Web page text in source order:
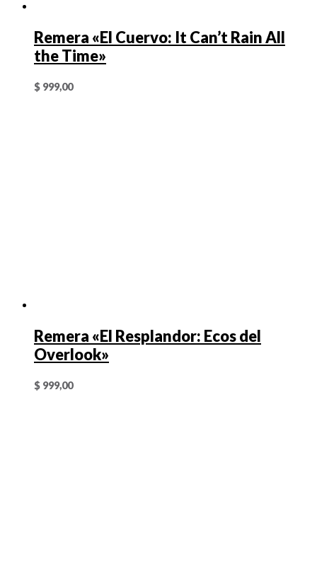
Remera «El Cuervo: It Can’t Rain All
the Time»
$ 999,00
Remera «El Resplandor: Ecos del
Overlook»
$ 999,00